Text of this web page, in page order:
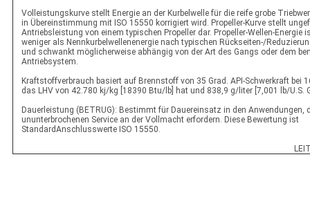
Volleistungskurve stellt Energie an der Kurbelwelle für die reife grobe
in Übereinstimmung mit ISO 15550 korrigiert wird. Propeller-Kurve stellt
Antriebsleistung von einem typischen Propeller dar. Propeller-Wellen-Energie
weniger als Nennkurbelwellenenergie nach typischen Rückseiten-/
und schwankt möglicherweise abhängig von der Art des Gangs oder dem
Antriebsystem.
Kraftstoffverbrauch basiert auf Brennstoff von 35 Grad. API-Schwerkraft bei
das LHV von 42.780 kj/kg [18390 Btu/lb] hat und 838,9 g/liter [7,001 lb/U.S.
Dauerleistung (BETRUG): Bestimmt für Dauereinsatz in den Anwendungen,
ununterbrochenen Service an der Vollmacht erfordern. Diese Bewertung ist
StandardAnschlusswerte ISO 15550.